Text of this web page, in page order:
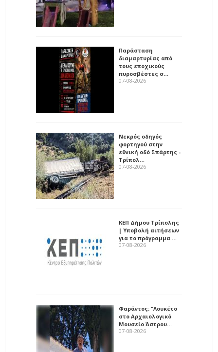
Παράσταση
διαμαρτυρίας από
τους εποχικούς
πυροσβέστες σ…
07-08-2026
Νεκρός οδηγός
φορτηγού στην
εθνική οδό Σπάρτης -
Τρίπολ…
07-08-2026
ΚΕΠ Δήμου Τρίπολης
| Υποβολή αιτήσεων
για το πρόγραμμα …
07-08-2026
Φαράντος: "Λουκέτο
στο Αρχαιολογικό
Μουσείο Άστρου…
07-08-2026